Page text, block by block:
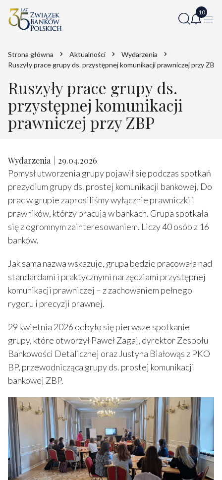
Strona główna Aktualności
Wydarzenia
Ruszyły prace grupy ds. przystępnej komunikacji prawniczej przy ZBP
Ruszyły prace grupy ds.
przystępnej komunikacji
prawniczej przy ZBP
Wydarzenia 29.04.2026
Pomysł utworzenia grupy pojawił się podczas spotkań
prezydium grupy ds. prostej komunikacji bankowej. Do
prac w grupie zaprosiliśmy wyłącznie prawniczki i
prawników, którzy pracują w bankach. Grupa spotkała
się z ogromnym zainteresowaniem. Liczy 40 osób z 16
banków.
Jak sama nazwa wskazuje, grupa będzie pracowała nad
standardami i praktycznymi narzędziami przystępnej
komunikacji prawniczej – z zachowaniem pełnego
rygoru i precyzji prawnej.
29 kwietnia 2026 odbyło się pierwsze spotkanie
grupy, które otworzył Paweł Zagaj, dyrektor Zespołu
Bankowości Detalicznej oraz Justyna Białowąs z PKO
BP, przewodnicząca grupy ds. prostej komunikacji
bankowej ZBP.